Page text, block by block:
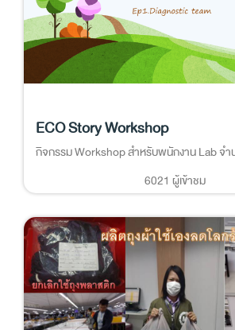
ECO Story Workshop
กิจกรรม Workshop สำหรับพนักงาน Lab จ
6021 ผู้เข้าชม